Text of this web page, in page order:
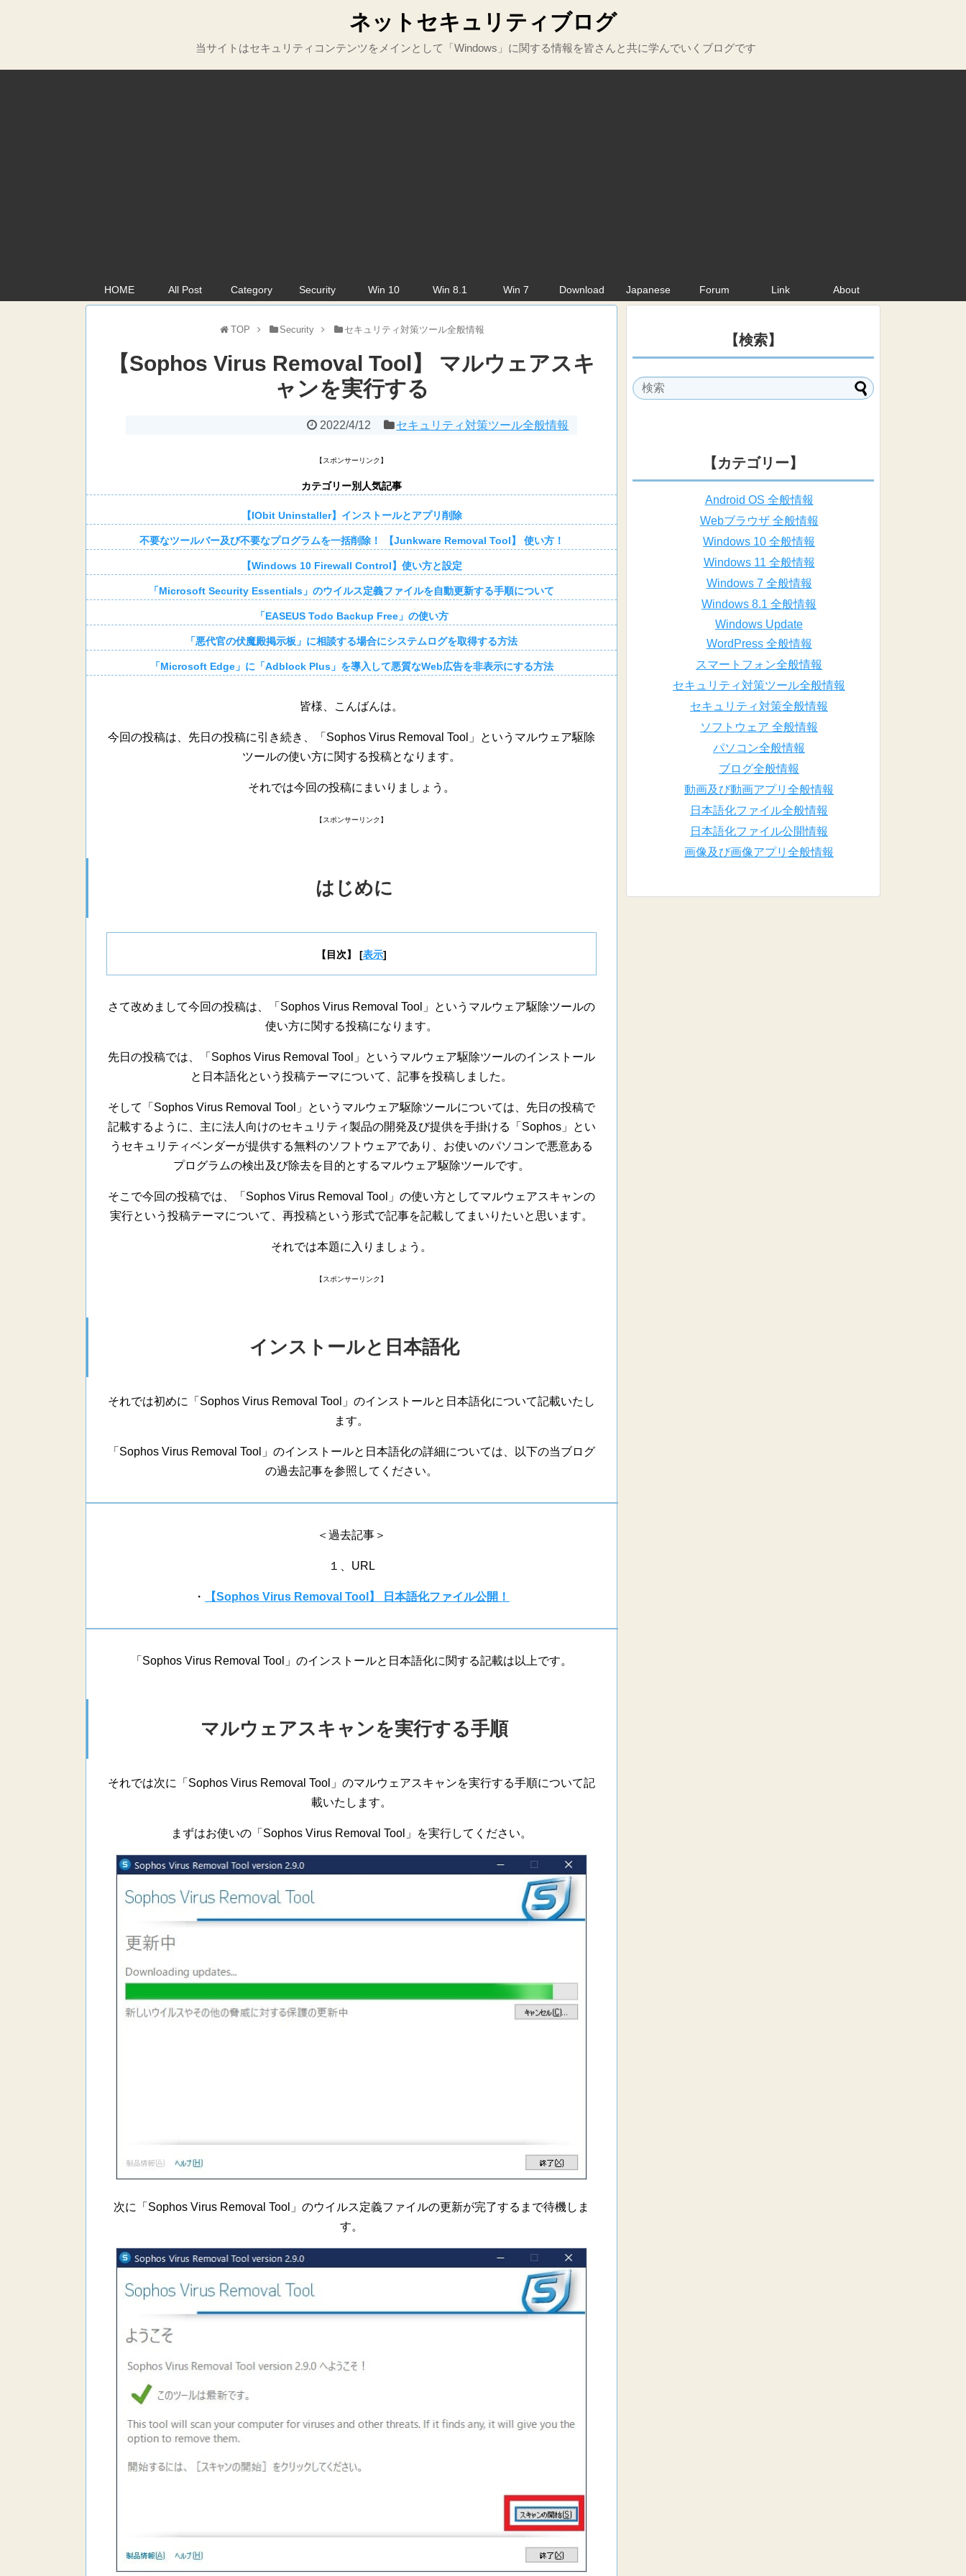
ネットセキュリティブログ
当サイトはセキュリティコンテンツをメインとして「Windows」に関する情報を皆さんと共に学んでいくブログです
HOME All Post Category Security Win 10 Win 8.1 Win 7 Download Japanese Forum Link About
TOP Security セキュリティ対策ツール全般情報
【Sophos Virus Removal Tool】 マルウェアスキ
ャンを実行する
2022/4/12 セキュリティ対策ツール全般情報
【スポンサーリンク】
カテゴリー別人気記事
【IObit Uninstaller】インストールとアプリ削除
不要なツールバー及び不要なプログラムを一括削除！ 【Junkware Removal Tool】 使い方！
【Windows 10 Firewall Control】使い方と設定
「Microsoft Security Essentials」のウイルス定義ファイルを自動更新する手順について
「EASEUS Todo Backup Free」の使い方
「悪代官の伏魔殿掲示板」に相談する場合にシステムログを取得する方法
「Microsoft Edge」に「Adblock Plus」を導入して悪質なWeb広告を非表示にする方法
皆様、こんばんは。
今回の投稿は、先日の投稿に引き続き、「Sophos Virus Removal Tool」というマルウェア駆除
ツールの使い方に関する投稿となります。
それでは今回の投稿にまいりましょう。
【スポンサーリンク】
はじめに
【目次】 [表示]
さて改めまして今回の投稿は、「Sophos Virus Removal Tool」というマルウェア駆除ツールの
使い方に関する投稿になります。
先日の投稿では、「Sophos Virus Removal Tool」というマルウェア駆除ツールのインストール
と日本語化という投稿テーマについて、記事を投稿しました。
そして「Sophos Virus Removal Tool」というマルウェア駆除ツールについては、先日の投稿で
記載するように、主に法人向けのセキュリティ製品の開発及び提供を手掛ける「Sophos」とい
うセキュリティベンダーが提供する無料のソフトウェアであり、お使いのパソコンで悪意ある
プログラムの検出及び除去を目的とするマルウェア駆除ツールです。
そこで今回の投稿では、「Sophos Virus Removal Tool」の使い方としてマルウェアスキャンの
実行という投稿テーマについて、再投稿という形式で記事を記載してまいりたいと思います。
それでは本題に入りましょう。
【スポンサーリンク】
インストールと日本語化
それでは初めに「Sophos Virus Removal Tool」のインストールと日本語化について記載いたし
ます。
「Sophos Virus Removal Tool」のインストールと日本語化の詳細については、以下の当ブログ
の過去記事を参照してください。
＜過去記事＞
１、URL
・ 【Sophos Virus Removal Tool】 日本語化ファイル公開！
「Sophos Virus Removal Tool」のインストールと日本語化に関する記載は以上です。
マルウェアスキャンを実行する手順
それでは次に「Sophos Virus Removal Tool」のマルウェアスキャンを実行する手順について記
載いたします。
まずはお使いの「Sophos Virus Removal Tool」を実行してください。
次に「Sophos Virus Removal Tool」のウイルス定義ファイルの更新が完了するまで待機しま
す。
【検索】
【カテゴリー】
Android OS 全般情報
Webブラウザ 全般情報
Windows 10 全般情報
Windows 11 全般情報
Windows 7 全般情報
Windows 8.1 全般情報
Windows Update
WordPress 全般情報
スマートフォン全般情報
セキュリティ対策ツール全般情報
セキュリティ対策全般情報
ソフトウェア 全般情報
パソコン全般情報
ブログ全般情報
動画及び動画アプリ全般情報
日本語化ファイル全般情報
日本語化ファイル公開情報
画像及び画像アプリ全般情報